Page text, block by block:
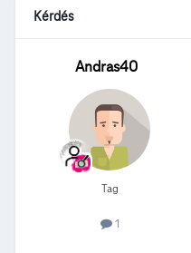
Kérdés
Andras40
Tag
1